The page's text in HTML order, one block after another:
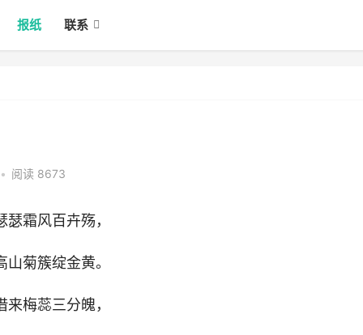
报纸 联系
• 阅读 8673
瑟霜风百卉殇，
山菊簇绽金黄。
来梅蕊三分魄，